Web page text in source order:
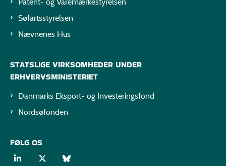
Søfartsstyrelsen
Nævnenes Hus
STATSLIGE VIRKSOMHEDER UNDER
ERHVERVSMINISTERIET
Danmarks Eksport- og Investeringsfond
Nordsøfonden
FØLG OS